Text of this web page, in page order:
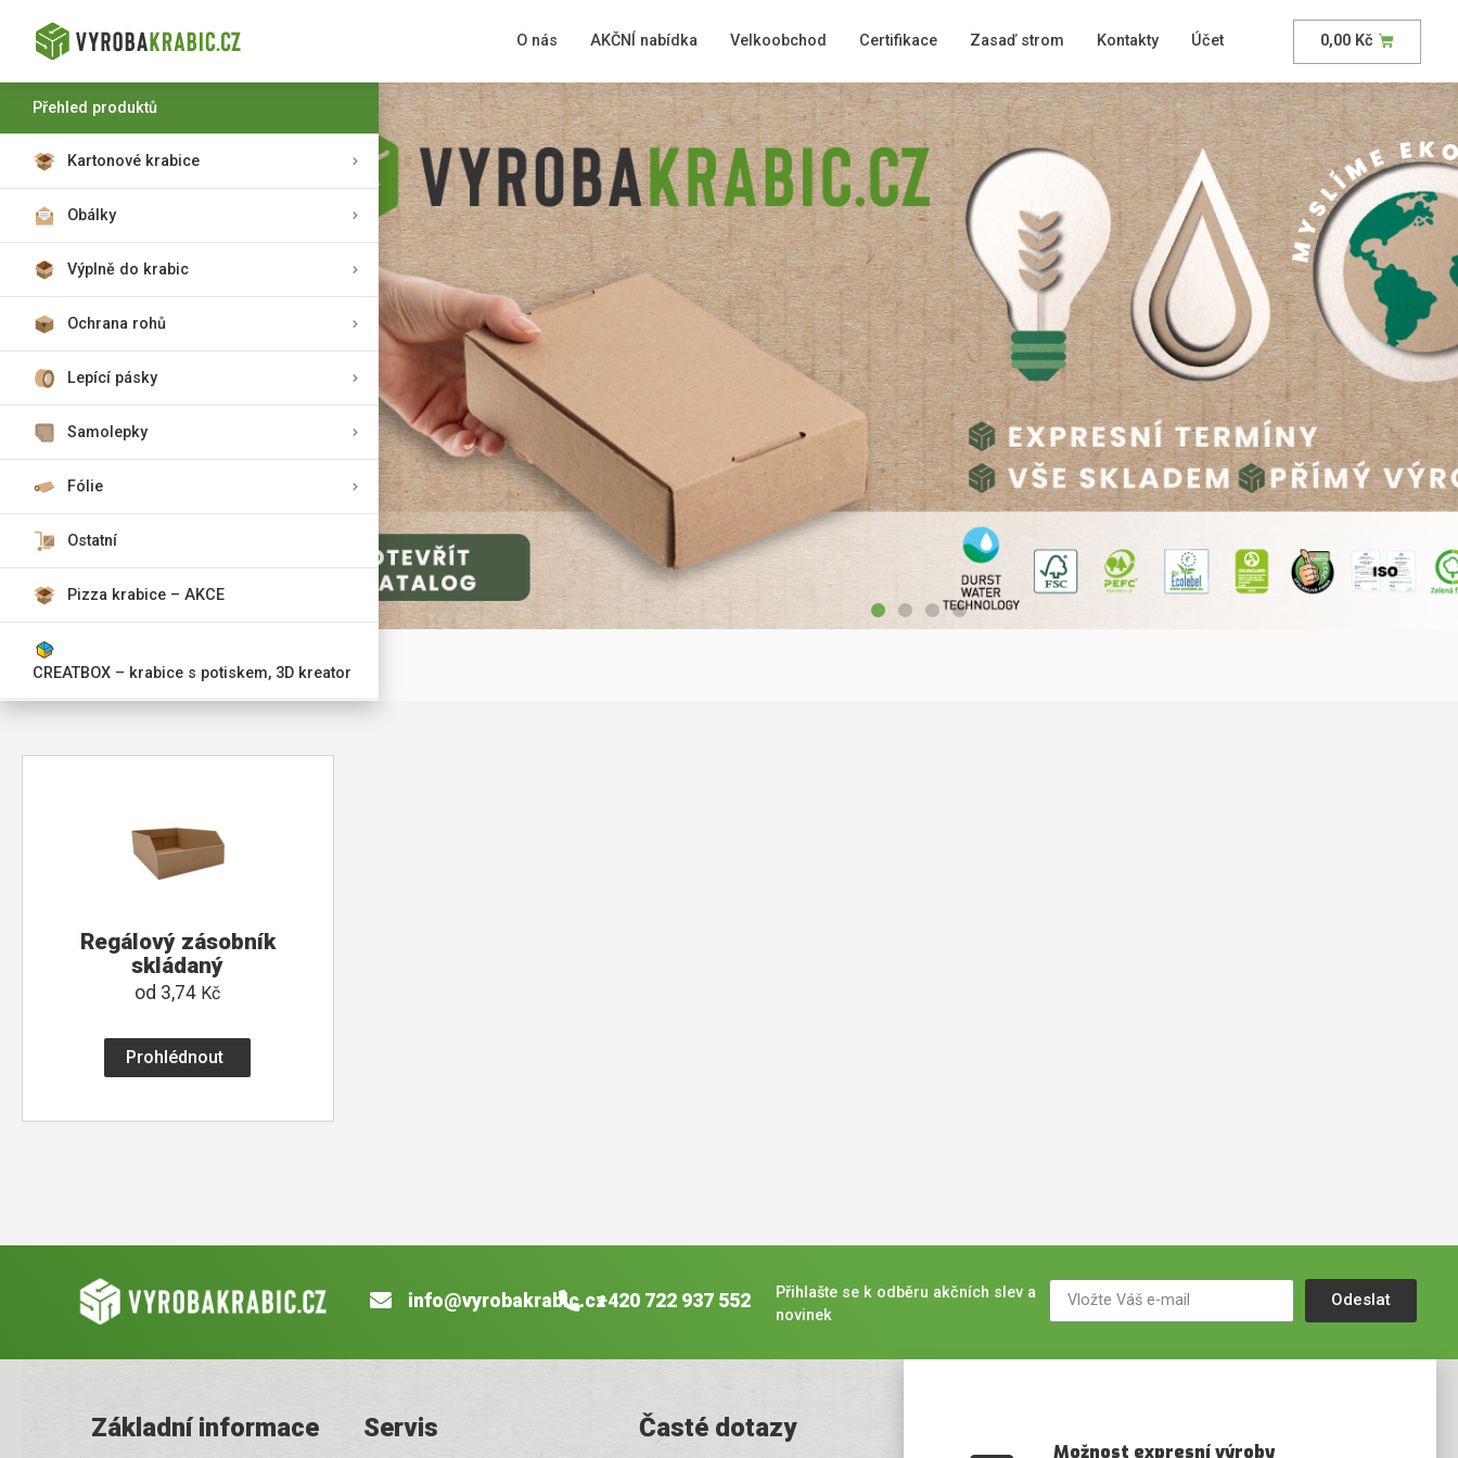
O nás AKČNÍ nabídka Velkoobchod Certifikace Zasaď strom Kontakty Účet 0,00 Kč
Přehled produktů
Kartonové krabice
Obálky
Výplně do krabic
Ochrana rohů
Lepící pásky
Samolepky
Fólie
Ostatní
Pizza krabice – AKCE
CREATBOX – krabice s potiskem, 3D kreator
Regálový zásobník
skládaný
od 3,74 Kč
Prohlédnout
info@vyrobakrabic.cz+420 722 937 552
Přihlašte se k odběru akčních slev a
novinek
Odeslat
Základní informace Servis Časté dotazy
Možnost expresní výroby